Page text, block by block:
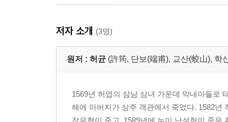
· 더 알아볼까요?
· 이야기의 순서 찾기
· 기억력 쑥쑥! 독서 퀴즈
· 읽으면 쏙쏙! 어휘 노트
저자 소개 (3명)
원저 : 허균 (許筠, 단보(端甫), 교산(蛟山), 학
1569년 허엽의 삼남 삼녀 가운데 막내아들로
해에 아버지가 상주 객관에서 죽었다. 1582년
작은형이 죽고, 1589년에 누이 난설헌이 죽은